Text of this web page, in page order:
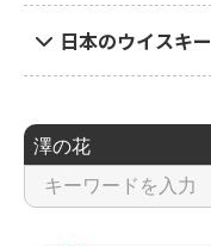
日本のウイスキー